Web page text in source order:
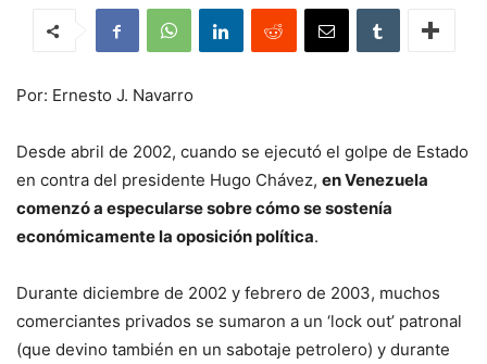
Por: Ernesto J. Navarro
Desde abril de 2002, cuando se ejecutó el golpe de Estado
en contra del presidente Hugo Chávez, en Venezuela
comenzó a especularse sobre cómo se sostenía
económicamente la oposición política.
Durante diciembre de 2002 y febrero de 2003, muchos
comerciantes privados se sumaron a un ‘lock out’ patronal
(que devino también en un sabotaje petrolero) y durante